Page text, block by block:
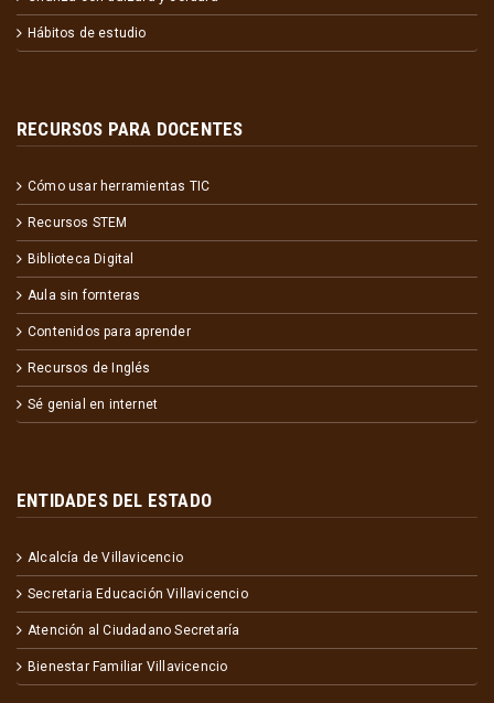
Hábitos de estudio
RECURSOS PARA DOCENTES
Cómo usar herramientas TIC
Recursos STEM
Biblioteca Digital
Aula sin fornteras
Contenidos para aprender
Recursos de Inglés
Sé genial en internet
ENTIDADES DEL ESTADO
Alcalcía de Villavicencio
Secretaria Educación Villavicencio
Atención al Ciudadano Secretaría
Bienestar Familiar Villavicencio